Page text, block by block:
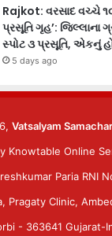
Rajkot: વરસાદ વચ્ચે
પ્રસૂતિ ગૃહ’: જિલ્લાના
સ્પોટ ૩ પ્રસૂતિ, એકનું
5 days ago
Vatsalyam
Knowtable Online
Paria RNI
Pragaty Clinic,
- 363641 Gujarat-